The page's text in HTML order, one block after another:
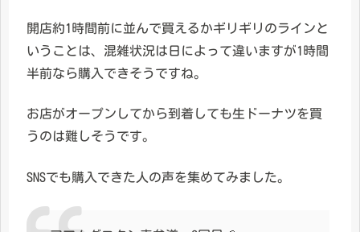
開店約1時間前に並んで買えるかギリギリのラインと
いうことは、混雑状況は日によって違いますが1時間
半前なら購入できそうですね。
お店がオープンしてから到着しても生ドーナツを買
うのは難しそうです。
SNSでも購入できた人の声を集めてみました。